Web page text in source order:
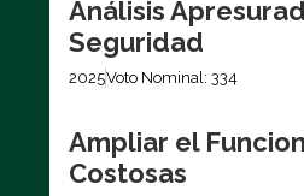
Análisis
Seguridad
2025Voto Nominal: 334
Ampliar el
Costosas